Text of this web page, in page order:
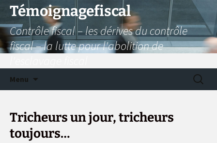
Aller
contenu
Témoignagefiscal
Contrôle fiscal – les dérives du contrôle
fiscal – la lutte pour l'abolition de
Menu
Tricheurs un jour, tricheurs
toujours…